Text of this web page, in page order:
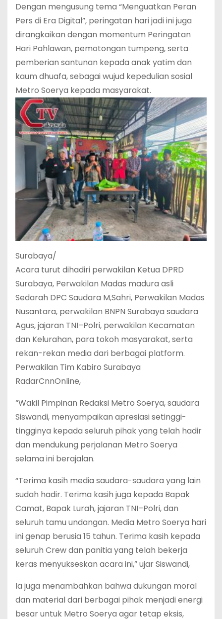
Dengan mengusung tema “Menguatkan Peran
Pers di Era Digital”, peringatan hari jadi ini juga
dirangkaikan dengan momentum Peringatan
Hari Pahlawan, pemotongan tumpeng, serta
pemberian santunan kepada anak yatim dan
kaum dhuafa, sebagai wujud kepedulian sosial
Metro Soerya kepada masyarakat.
Surabaya/
Acara turut dihadiri perwakilan Ketua DPRD
Surabaya, Perwakilan Madas madura asli
Sedarah DPC Saudara M,Sahri, Perwakilan Madas
Nusantara, perwakilan BNPN Surabaya saudara
Agus, jajaran TNI–Polri, perwakilan Kecamatan
dan Kelurahan, para tokoh masyarakat, serta
rekan-rekan media dari berbagai platform.
Perwakilan Tim Kabiro Surabaya
RadarCnnOnline,
“Wakil Pimpinan Redaksi Metro Soerya, saudara
Siswandi, menyampaikan apresiasi setinggi-
tingginya kepada seluruh pihak yang telah hadir
dan mendukung perjalanan Metro Soerya
selama ini berajalan.
“Terima kasih media saudara-saudara yang lain
sudah hadir. Terima kasih juga kepada Bapak
Camat, Bapak Lurah, jajaran TNI–Polri, dan
seluruh tamu undangan. Media Metro Soerya hari
ini genap berusia 15 tahun. Terima kasih kepada
seluruh Crew dan panitia yang telah bekerja
keras menyukseskan acara ini,” ujar Siswandi,
Ia juga menambahkan bahwa dukungan moral
dan material dari berbagai pihak menjadi energi
besar untuk Metro Soerya agar tetap eksis,